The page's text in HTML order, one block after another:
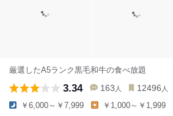
厳選したA5ランク黒毛和牛の食べ放題
3.34 163 人 12496 人
￥6,000～￥7,999 ￥1,000～￥1,999